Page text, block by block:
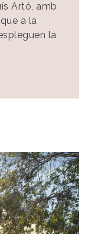
Artó, amb
a la
la